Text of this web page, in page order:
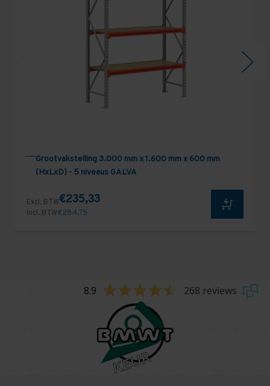
Grootvakstelling 3.000 mm x 1.600 mm x 600 mm
(HxLxD) - 5 niveaus GALVA
Excl. BTW€235,33
Incl. BTW€284,75
8.9 268 reviews